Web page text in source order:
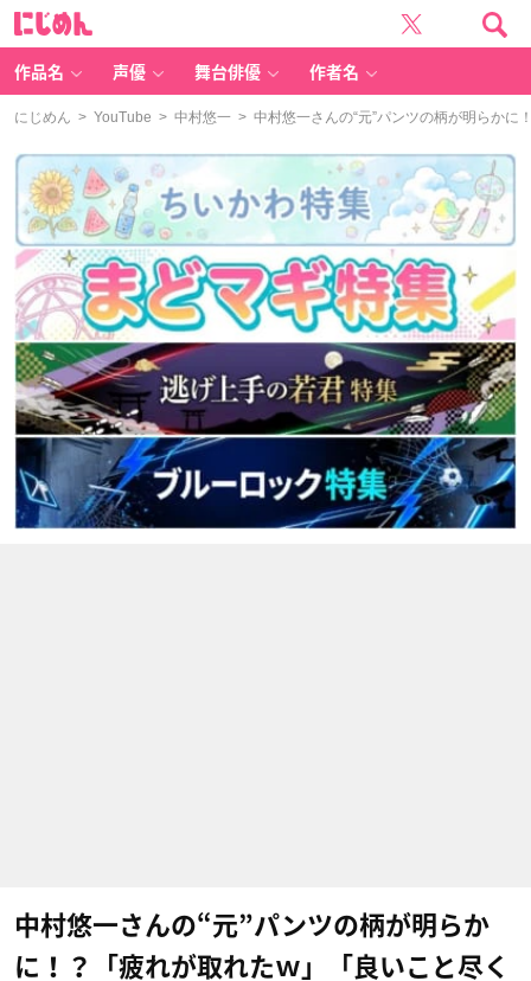
作品名 声優 舞台俳優 作者名
にじめん > YouTube > 中村悠一 > 中村悠一さんの“元”パンツの柄が明らかに
中村悠一さんの“元”パンツの柄が明らか
に！？「疲れが取れたｗ」「良いこと尽く